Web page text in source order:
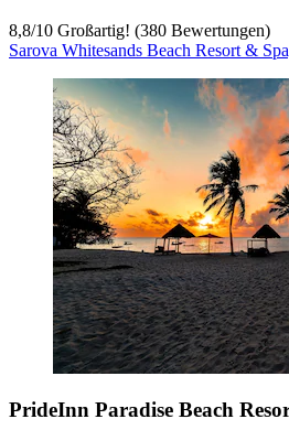
8,8/10 Großartig! (380 Bewertungen)
Sarova Whitesands Beach Resort &
PrideInn Paradise Beach